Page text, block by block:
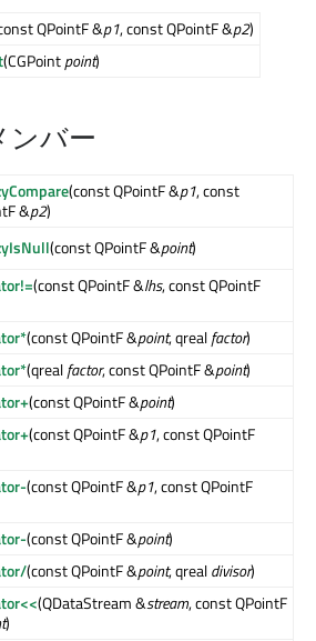
QPointF &p1, const QPointF &p2)
(CGPointpoint)
ンバー
(const QPointF &p1, const
&p2)
(const QPointF &point)
(const QPointF &lhs, const QPointF
(const QPointF &point, qrealfactor)
(qrealfactor, const QPointF &point)
(const QPointF &point)
(const QPointF &p1, const QPointF
(const QPointF &p1, const QPointF
(const QPointF &point)
(const QPointF &point, qrealdivisor)
(QDataStream &stream, const QPointF
)